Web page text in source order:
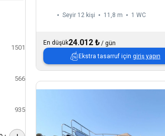
1501
566
935
Seyir 12 kişi 11,8 m 1 WC
En düşük24.012 ₺ / gün
Ekstra tasarruf için giriş yapın